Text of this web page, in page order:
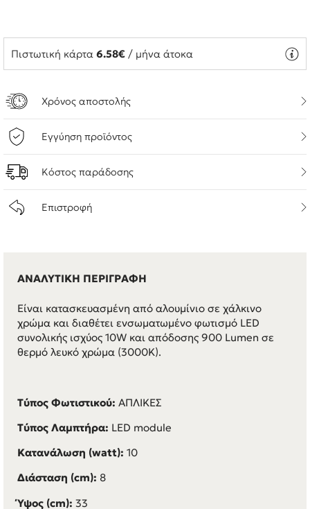
Πιστωτική κάρτα 6.58€ / μήνα άτοκα
Χρόνος αποστολής
Εγγύηση προϊόντος
Κόστος παράδοσης
Επιστροφή
ΑΝΑΛΥΤΙΚΗ ΠΕΡΙΓΡΑΦΗ
Είναι κατασκευασμένη από αλουμίνιο σε χάλκινο
χρώμα και διαθέτει ενσωματωμένο φωτισμό LED
συνολικής ισχύος 10W και απόδοσης 900 Lumen σε
θερμό λευκό χρώμα (3000K).
Τύπος Φωτιστικού: ΑΠΛΙΚΕΣ
Τύπος Λαμπτήρα: LED module
Κατανάλωση (watt): 10
Διάσταση (cm): 8
Ύψος (cm): 33